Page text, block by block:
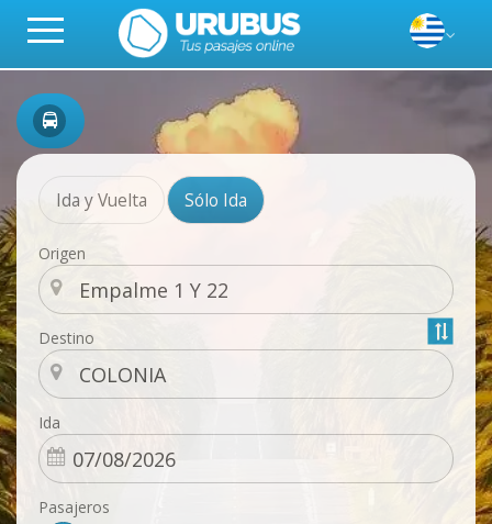
Ida y Vuelta Sólo Ida
Origen
Destino
Ida
Pasajeros